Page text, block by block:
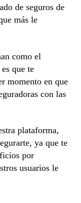
de seguros de
más le
como el
que te
momento en que
con las
plataforma,
ya que te
por
usuarios le